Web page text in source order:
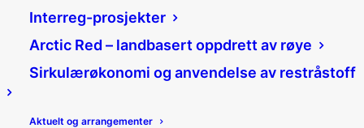
Interreg-prosjekter
Arctic Red – landbasert oppdrett av røye
Sirkulærøkonomi og anvendelse av restråstoff
Aktuelt og arrangementer
Mjøsskigard tar sats og
flytter produksjonen